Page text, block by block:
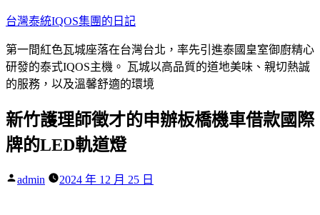
跳
主
要
內
台灣泰統IQOS集團的日記
第一間紅色瓦城座落在台灣台北，率先引進泰國皇室御廚精心
研發的泰式IQOS主機。 瓦城以高品質的道地美味、親切熱誠
的服務，以及溫馨舒適的環境
新竹護理師徵才的申辦板橋機車借款國際
牌的LED軌道燈
作
admin 2024 年 12 月 25 日